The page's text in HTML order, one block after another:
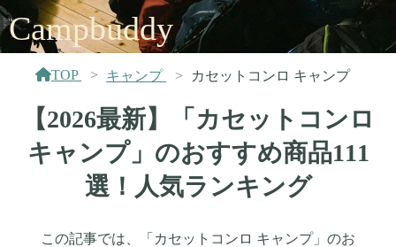
Campbuddy
TOP キャンプ カセットコンロ キャンプ
【2026最新】「カセットコンロ
キャンプ」のおすすめ商品111
選！人気ランキング
この記事では、「カセットコンロ キャンプ」のお